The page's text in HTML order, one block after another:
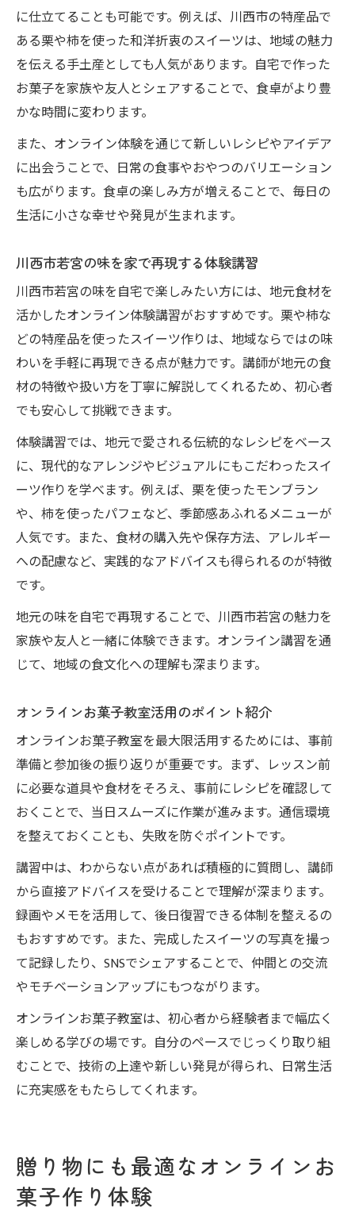
に仕立てることも可能です。例えば、川西市の特産品で
ある栗や柿を使った和洋折衷のスイーツは、地域の魅力
を伝える手土産としても人気があります。自宅で作った
お菓子を家族や友人とシェアすることで、食卓がより豊
かな時間に変わります。
また、オンライン体験を通じて新しいレシピやアイデア
に出会うことで、日常の食事やおやつのバリエーション
も広がります。食卓の楽しみ方が増えることで、毎日の
生活に小さな幸せや発見が生まれます。
川西市若宮の味を家で再現する体験講習
川西市若宮の味を自宅で楽しみたい方には、地元食材を
活かしたオンライン体験講習がおすすめです。栗や柿な
どの特産品を使ったスイーツ作りは、地域ならではの味
わいを手軽に再現できる点が魅力です。講師が地元の食
材の特徴や扱い方を丁寧に解説してくれるため、初心者
でも安心して挑戦できます。
体験講習では、地元で愛される伝統的なレシピをベース
に、現代的なアレンジやビジュアルにもこだわったスイ
ーツ作りを学べます。例えば、栗を使ったモンブラン
や、柿を使ったパフェなど、季節感あふれるメニューが
人気です。また、食材の購入先や保存方法、アレルギー
への配慮など、実践的なアドバイスも得られるのが特徴
です。
地元の味を自宅で再現することで、川西市若宮の魅力を
家族や友人と一緒に体験できます。オンライン講習を通
じて、地域の食文化への理解も深まります。
オンラインお菓子教室活用のポイント紹介
オンラインお菓子教室を最大限活用するためには、事前
準備と参加後の振り返りが重要です。まず、レッスン前
に必要な道具や食材をそろえ、事前にレシピを確認して
おくことで、当日スムーズに作業が進みます。通信環境
を整えておくことも、失敗を防ぐポイントです。
講習中は、わからない点があれば積極的に質問し、講師
から直接アドバイスを受けることで理解が深まります。
録画やメモを活用して、後日復習できる体制を整えるの
もおすすめです。また、完成したスイーツの写真を撮っ
て記録したり、SNSでシェアすることで、仲間との交流
やモチベーションアップにもつながります。
オンラインお菓子教室は、初心者から経験者まで幅広く
楽しめる学びの場です。自分のペースでじっくり取り組
むことで、技術の上達や新しい発見が得られ、日常生活
に充実感をもたらしてくれます。
贈り物にも最適なオンラインお
菓子作り体験